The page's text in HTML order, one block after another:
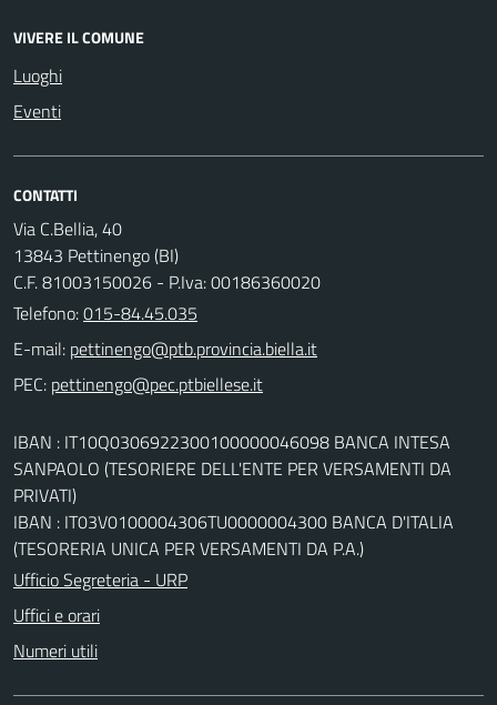
VIVERE IL COMUNE
Luoghi
Eventi
CONTATTI
Via C.Bellia, 40
13843 Pettinengo (BI)
C.F. 81003150026 - P.Iva: 00186360020
Telefono:015-84.45.035
E-mail:
PEC:
IBAN : IT10Q0306922300100000046098 BANCA INTESA
SANPAOLO (TESORIERE DELL'ENTE PER VERSAMENTI DA
PRIVATI)
IBAN : IT03V0100004306TU0000004300 BANCA D'ITALIA
(TESORERIA UNICA PER VERSAMENTI DA P.A.)
Ufficio Segreteria - URP
Uffici e orari
Numeri utili